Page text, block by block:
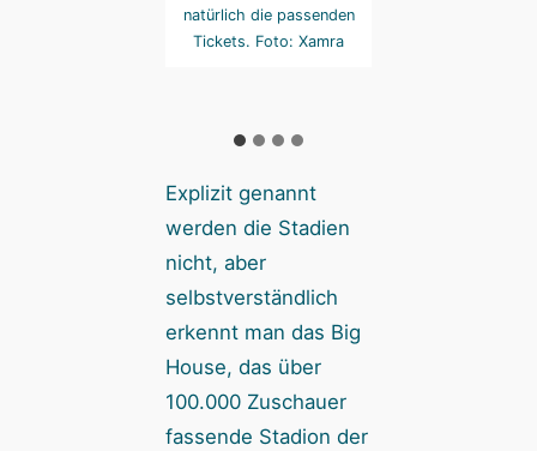
natürlich die passenden
Tickets. Foto: Xamra
Explizit genannt
werden die Stadien
nicht, aber
selbstverständlich
erkennt man das Big
House, das über
100.000 Zuschauer
fassende Stadion der